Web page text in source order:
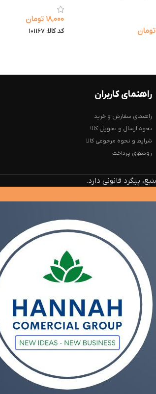
تومان
۱۸,۰۰۰ تومان
کد کالا: 101167
راهنمای کاربران
راهنمای سفارش و خرید
نحوه ارسال و تحویل کالا
شرایط و نحوه مرجوعی کالا
روشهای پرداخت